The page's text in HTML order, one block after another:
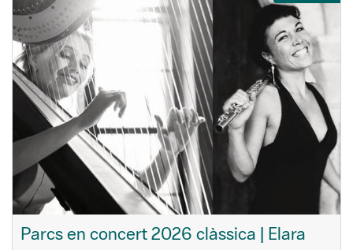
Parcs en concert 2026 clàssica | Elara